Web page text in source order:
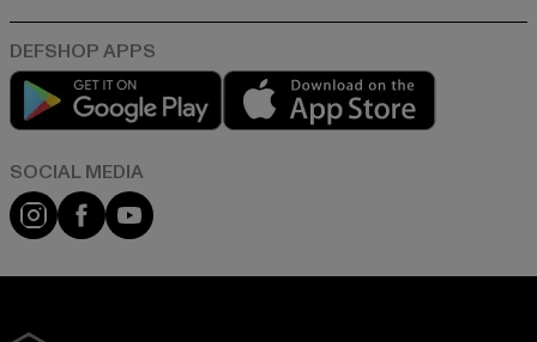
Play market
Instagram
FacebookYouTube